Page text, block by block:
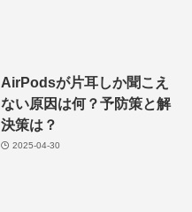
AirPodsが片耳しか聞こえ
ない原因は何？予防策と解
決策は？
2025-04-30